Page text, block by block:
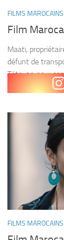
FILMS MAROCAINS
Maati,
défunt de
Tétouan pour
Accompagné
FILMS MAROCAINS